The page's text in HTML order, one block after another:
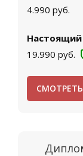
4.990 руб.
Настоящий
19.990 руб.